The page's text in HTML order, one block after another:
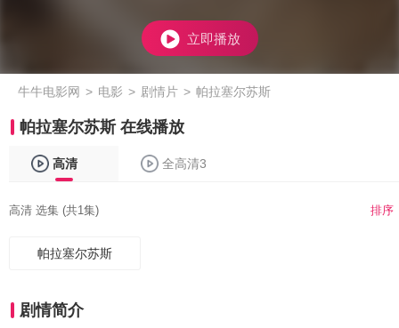
立即播放
牛牛电影网 > 电影 > 剧情片 > 帕拉塞尔苏斯
帕拉塞尔苏斯 在线播放
高清 全高清3
高清 选集 (共1集) 排序
帕拉塞尔苏斯
剧情简介